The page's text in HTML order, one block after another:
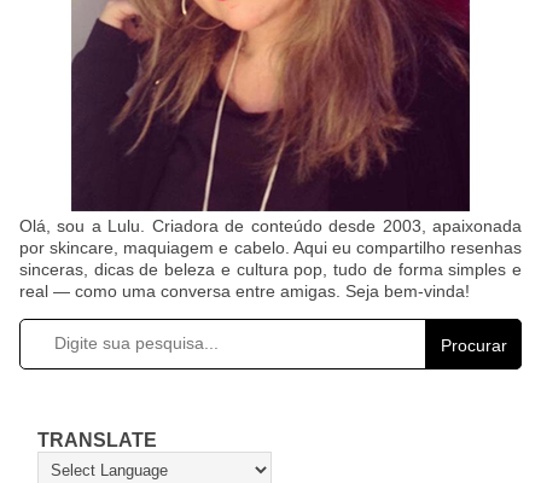
Olá, sou a Lulu. Criadora de conteúdo desde 2003, apaixonada
por skincare, maquiagem e cabelo. Aqui eu compartilho resenhas
sinceras, dicas de beleza e cultura pop, tudo de forma simples e
real — como uma conversa entre amigas. Seja bem-vinda!
Procurar
TRANSLATE